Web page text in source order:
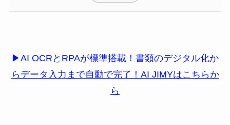
▶AI OCRとRPAが標準搭載！書類のデジタル化か
らデータ入力まで自動で完了！AI JIMYはこちらか
ら